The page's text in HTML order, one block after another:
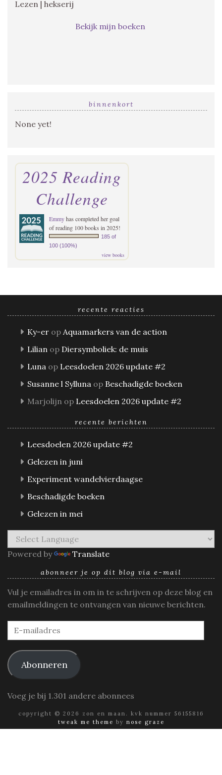
Lezen | hekserij
Bekijk mijn boeken
binnenkort
None yet!
2025 Reading
Challenge
Emmyhas completed her goal
of reading 100 books in 2025!
185 of
100 (100%)
view books
recente reacties
Ky-er op Aquamarkers van de action
Lilian op Diersymboliek: de muis
Luna op Leesdoelen 2026 update #2
Susanne l Sylluna op Beschadigde boeken
Marjolijn op Leesdoelen 2026 update #2
recente berichten
Leesdoelen 2026 update #2
Gelezen in juni
Experiment wandelvierdaagse
Beschadigde boeken
Gelezen in mei
Powered by Translate
abonneer je op dit blog via e-mail
Vul je emailadres in om in te schrijven op deze blog en
emailmeldingen te ontvangen van nieuwe berichten.
E-
mailadres
Abonneren
Voeg je bij 1.301 andere abonnees
copyright © 2026 zon en maan. kvk nummer 56155816
tweak me theme by nose graze